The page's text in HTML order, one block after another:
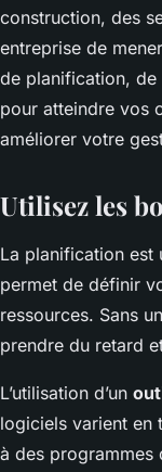
de
construction, des
entreprise de
de planification,
pour atteindre vos
améliorer votre
Utilisez les
La planification est
permet de définir
ressources. Sans
prendre du retard
L’utilisation d’un
logiciels varient en
à des programmes